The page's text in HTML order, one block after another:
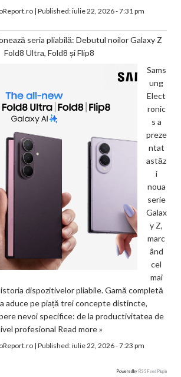
| Published:iulie 22, 2026 - 7:31 pm
seria pliabilă: Debutul noilor Galaxy Z
Fold8 Ultra, Fold8 și Flip8
Sams
ung
Elect
ronic
s a
preze
ntat
astăz
i
noua
serie
Galax
y Z,
marc
ând
cel
mai
dispozitivelor pliabile. Gamă completă
aduce pe piață trei concepte distincte,
nevoi specifice: de la productivitatea de
profesional Read more »
| Published:iulie 22, 2026 - 7:23 pm
Powered by RSS Feed Plugin